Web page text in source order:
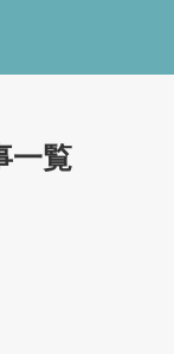
一覧